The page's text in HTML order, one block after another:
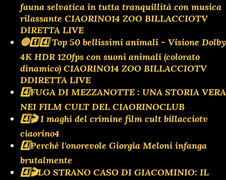
fauna selvatica in tutta tranquillità con musica
rilassante CIAORINO14 ZOO BILLACCIOTV
DIRETTA LIVE
🔴1️⃣4️⃣ Top 50 bellissimi animali - Visione Dolby
4K HDR 120fps con suoni animali (colorato
dinamico) CIAORINO14 ZOO BILLACCIOTV
DDIRETTA LIVE
4️⃣FUGA DI MEZZANOTTE : UNA STORIA VERA
NEI FILM CULT DEL CIAORINOCLUB
4️⃣🎬 I maghi del crimine film cult billacciotv
ciaorino4
4️⃣Perché l'onorevole Giorgia Meloni infanga
brutalmente
4️⃣🎬LO STRANO CASO DI GIACOMINIO: IL